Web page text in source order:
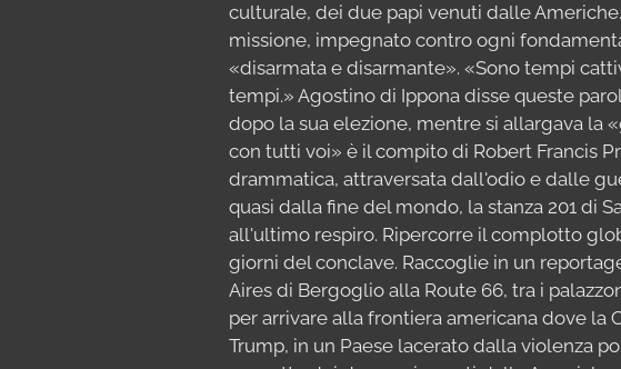
culturale, dei due papi venuti dalle
missione, impegnato contro ogni
«disarmata e disarmante». «Sono tempi
tempi.» Agostino di Ippona disse queste
dopo la sua elezione, mentre si allargava la
con tutti voi» è il compito di Robert Francis
drammatica, attraversata dall'odio e dalle
quasi dalla fine del mondo, la stanza 201 di
all'ultimo respiro. Ripercorre il complotto
giorni del conclave. Raccoglie in un
Aires di Bergoglio alla Route 66, tra i
per arrivare alla frontiera americana dove la
Trump, in un Paese lacerato dalla violenza